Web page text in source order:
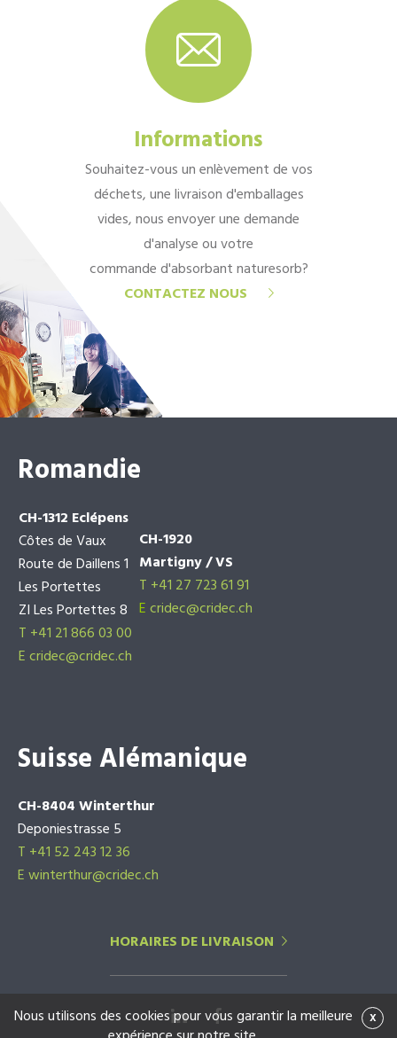
Informations
Souhaitez-vous un enlèvement de vos
déchets, une livraison d'emballages
vides, nous envoyer une demande
d'analyse ou votre
commande d'absorbant naturesorb?
CONTACTEZ NOUS
Romandie
CH-1312 Eclépens
Côtes de Vaux
Route de Daillens 1
Les Portettes
ZI Les Portettes 8
T +41 21 866 03 00
Ecridec@cridec.ch
CH-1920
Martigny / VS
T +41 27 723 61 91
Ecridec@cridec.ch
Suisse Alémanique
CH-8404 Winterthur
Deponiestrasse 5
T +41 52 243 12 36
E winterthur@cridec.ch
HORAIRES DE LIVRAISON
x
Nous utilisons des cookies pour vous garantir la meilleure